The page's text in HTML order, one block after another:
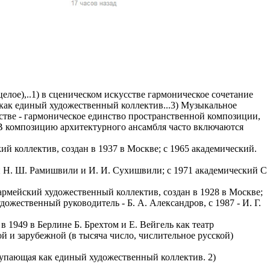
женщин и
страны),в сценическом искусстве гармоническое сочетание
единый художественный коллектив...3) Музыкальное
- гармоническое единство пространственной композиции,
архитектурного ансамбля часто включаются
создан в 1937 в Москве; с 1965 академический.
Ш. Рамишвили и И. И. Сухишвили; с 1971 академический С
художественный коллектив, создан в 1928 в Москве;
руководитель - Б. А. Александров, с 1987 - И. Г.
в Берлине Б. Брехтом и Е. Вейгель как театр
и зарубежной (в тысяча число, числительное русской)
как единый художественный коллектив. 2)